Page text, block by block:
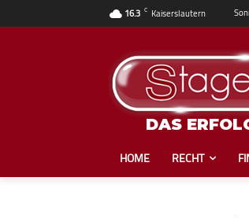
16.3 C Kaiserslautern
DAS
HOME RECHT